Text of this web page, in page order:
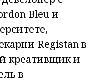
Bleu и
Registan в
креативщик и
в